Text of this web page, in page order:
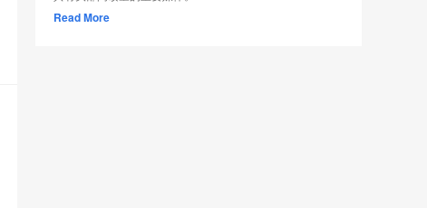
Read More